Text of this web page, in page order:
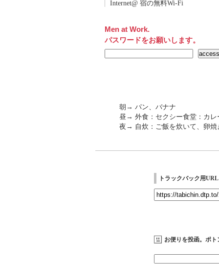
Internet@ 宿の無料Wi-Fi
Men at Work.
パスワードをお願いします。
朝→ パン、バナナ
昼→ 外食：セクシー食堂：カレ
夜→ 自炊：ご飯を炊いて、卵焼
トラックバック用URL
お便りを投函。ポト